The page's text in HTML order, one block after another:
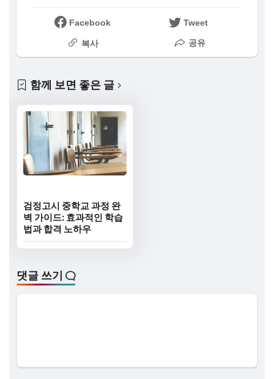
Facebook Tweet
복사 공유
함께 보면 좋은 글
검정고시 중학교 과정 완
벽 가이드: 효과적인 학습
법과 합격 노하우
댓글 쓰기